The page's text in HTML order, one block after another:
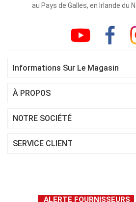
au Pays de Galles, en Irlande du
Informations Sur Le Magasin
À PROPOS
NOTRE SOCIÉTÉ
SERVICE CLIENT
ALERTE FOURNISSEURS